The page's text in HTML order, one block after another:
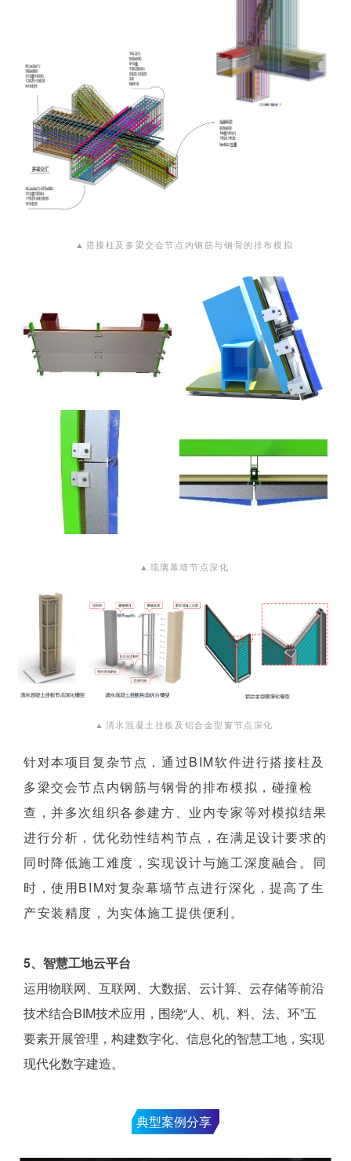
▲ 搭接柱及多梁交会节点内钢筋与钢骨的排布模拟
▲ 琉璃幕墙节点深化
▲ 清水混凝土挂板及铝合金型窗节点深化
针对本项目复杂节点，通过BIM软件进行搭接柱及
多梁交会节点内钢筋与钢骨的排布模拟，碰撞检
查，并多次组织各参建方、业内专家等对模拟结果
进行分析，优化劲性结构节点，在满足设计要求的
同时降低施工难度，实现设计与施工深度融合。同
时，使用BIM对复杂幕墙节点进行深化，提高了生
产安装精度，为实体施工提供便利。
5、智慧工地云平台
运用物联网、互联网、大数据、云计算、云存储等前沿
技术结合BIM技术应用，围绕“人、机、料、法、环”五
要素开展管理，构建数字化、信息化的智慧工地，实现
现代化数字建造。
典型案例分享